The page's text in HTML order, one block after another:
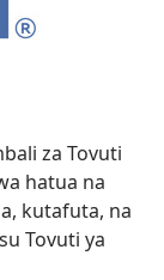
za Tovuti
hatua na
kutafuta, na
Tovuti ya